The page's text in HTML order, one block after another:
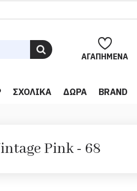
ΑΓΑΠΗΜΈΝΑ
ΣΧΟΛΙΚΆ ΔΏΡΑ BRAND
Pink - 68